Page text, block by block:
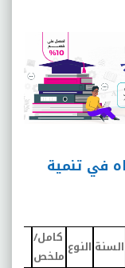
في تنمية
السنة النوع كامل/
ملخص